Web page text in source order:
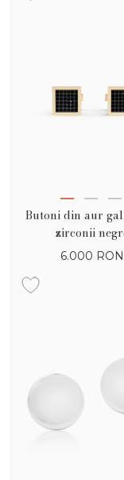
Butoni din aur
zirconii
6.000 RON